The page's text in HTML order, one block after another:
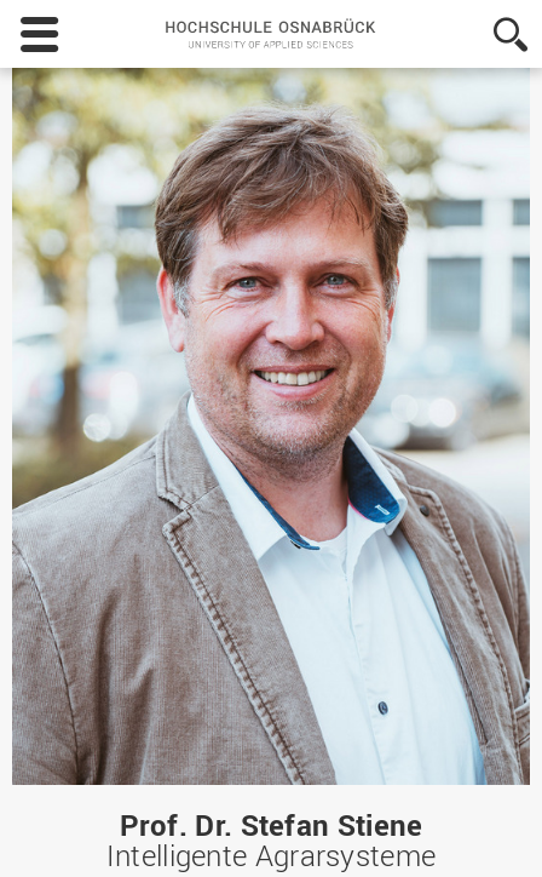
Hochschule
Osnabrück
-
Applied
Sciences
Prof. Dr. Stefan Stiene
Intelligente Agrarsysteme